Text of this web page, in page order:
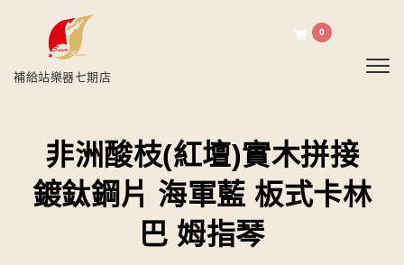
補給站樂器七期店
0
非洲酸枝(紅壇)實木拼接
鍍鈦鋼片 海軍藍 板式卡林
巴 姆指琴